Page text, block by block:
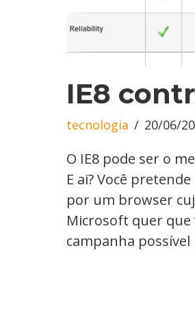
IE8
tecnologia 20/06/
O IE8 pode ser o
E ai? Você
por um browser
Microsoft quer que
campanha